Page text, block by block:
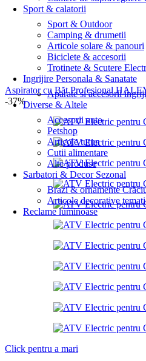
Sport & calatorii
Sport & Outdoor
Camping & drumetii
Articole solare & panouri
Biciclete & accesorii
Trotinete & Scutere
Ingrijire Personala & Sanatate
Aparate si accesorii
Diverse & Altele
Accesorii auto
Petshop
Articole tutun
Cutii alimentare
Alte produse
Sarbatori & Decor Sezonal
Brazi & ornamente
Articole decorative
Reclame luminoase
Aspirator cu Băț Profesional
-37%
Click pentru a mari